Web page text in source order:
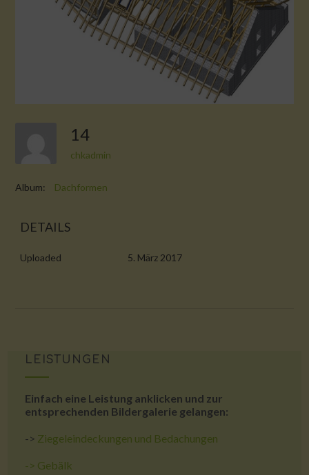
14
chkadmin
Album: Dachformen
DETAILS
Uploaded 5. März 2017
LEISTUNGEN
Einfach eine Leistung anklicken und zur
entsprechenden Bildergalerie gelangen:
-> Ziegeleindeckungen und Bedachungen
-> Gebälk